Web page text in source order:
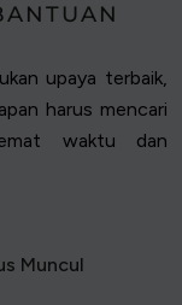
upaya terbaik,
harus mencari
waktu dan
Muncul